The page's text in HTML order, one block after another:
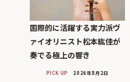
国際的に活躍する実力派ヴ
ァイオリニスト松本紘佳が
奏でる極上の響き
PICK UP 2026年8月2日